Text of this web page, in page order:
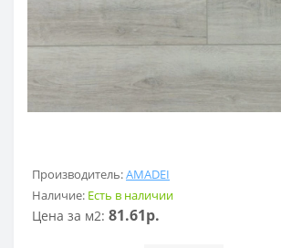
Производитель:AMADEI
Наличие: Есть в наличии
Цена за м2: 81.61р.